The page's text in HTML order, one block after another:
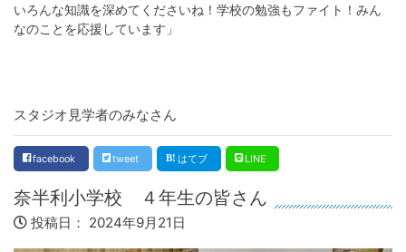
いろんな知識を深めてくださいね！学校の勉強もファイト！みん
なのことを応援しています」
スタジオ見学者のみなさん
facebook tweet はてブ LINE
奈半利小学校 ４年生の皆さん
投稿日： 2024年9月21日